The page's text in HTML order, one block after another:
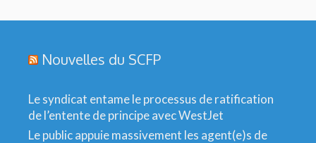
Nouvelles du SCFP
Le syndicat entame le processus de ratification
de l’entente de principe avec WestJet
Le public appuie massivement les agent(e)s de